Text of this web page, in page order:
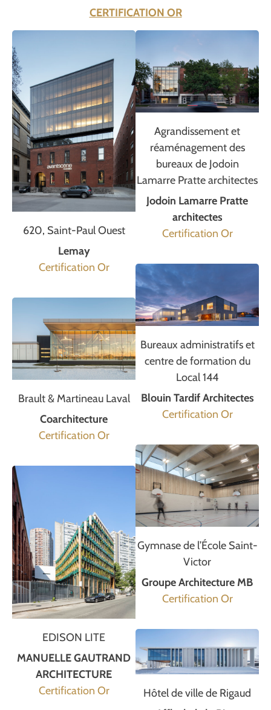
CERTIFICATION OR
620, Saint-Paul Ouest
Lemay
Certification Or
Brault & Martineau Laval
Coarchitecture
Certification Or
EDISON LITE
MANUELLE GAUTRAND
ARCHITECTURE
Certification Or
Agrandissement et
réaménagement des
bureaux de Jodoin
Lamarre Pratte architectes
Jodoin Lamarre Pratte
architectes
Certification Or
Bureaux administratifs et
centre de formation du
Local 144
Blouin Tardif Architectes
Certification Or
Gymnase de l’École Saint-
Victor
Groupe Architecture MB
Certification Or
Hôtel de ville de Rigaud